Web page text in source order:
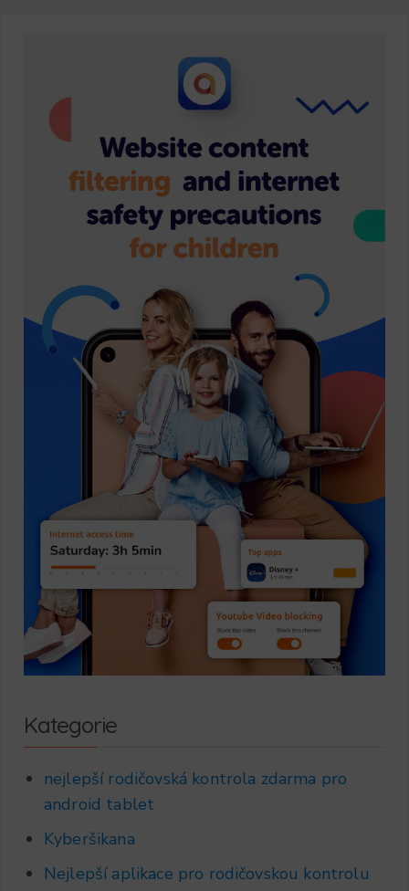
Kategorie
nejlepší rodičovská kontrola zdarma pro
android tablet
Kyberšikana
Nejlepší aplikace pro rodičovskou kontrolu